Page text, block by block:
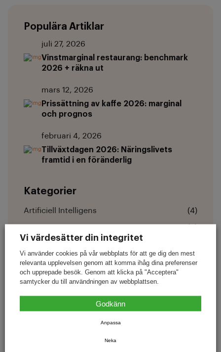
Populära Artiklar
juli 27, 2026
Vinstmarginal restaurang: benchmark
2026 + räkna ut
mars 12, 2026
Prissättning av kaffe 2026: marginal
och prognos
februari 4, 2026
Tillväxtdagen 2026: Näringslivets
framtid i en föränderlig
Kategorier
Artificiell Intelligens (4)
Hemsida (8)
Lojalitet
Lönsamhet (2)
Nyheter (9)
Vi värdesätter din integritet
Vi använder cookies på vår webbplats för att ge dig den mest
relevanta upplevelsen genom att komma ihåg dina preferenser
och upprepade besök. Genom att klicka på "Acceptera"
samtycker du till användningen av webbplattsen.
Anpassa
Neka
Godkänn